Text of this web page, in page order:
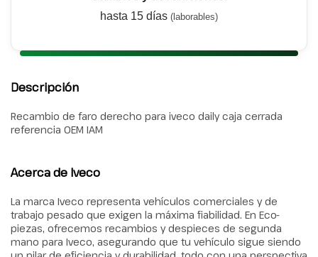
hasta 15 días (laborables)
Descripción
Recambio de faro derecho para iveco daily caja cerrada
referencia OEM IAM
Acerca de Iveco
La marca Iveco representa vehículos comerciales y de
trabajo pesado que exigen la máxima fiabilidad. En Eco-
piezas, ofrecemos recambios y despieces de segunda
mano para Iveco, asegurando que tu vehículo sigue siendo